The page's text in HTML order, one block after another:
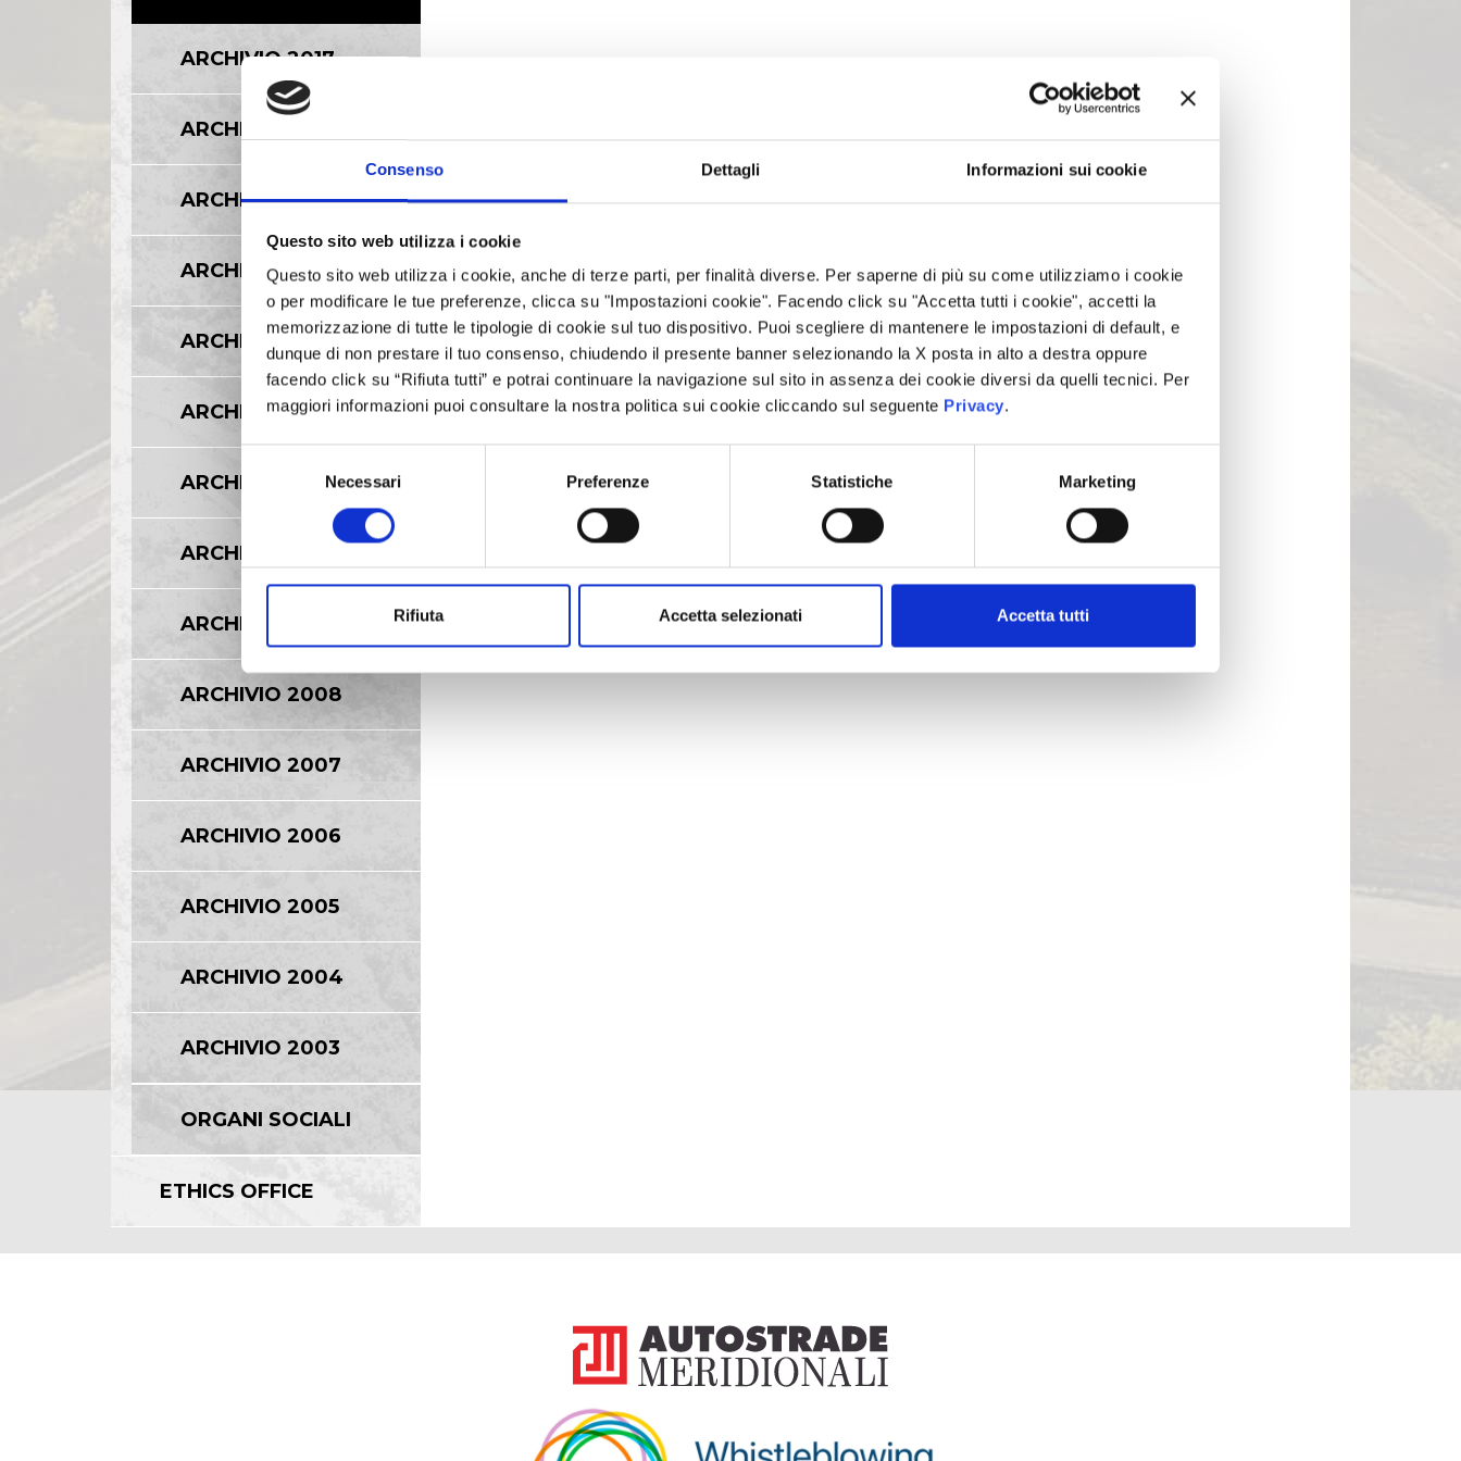
Consenso Dettagli Informazioni sui cookie
Questo sito web utilizza i cookie
Questo sito web utilizza i cookie, anche di terze parti, per finalità diverse. Per saperne di più su come utilizziamo i cookie
o per modificare le tue preferenze, clicca su "Impostazioni cookie". Facendo click su "Accetta tutti i cookie", accetti la
memorizzazione di tutte le tipologie di cookie sul tuo dispositivo. Puoi scegliere di mantenere le impostazioni di default, e
dunque di non prestare il tuo consenso, chiudendo il presente banner selezionando la X posta in alto a destra oppure
facendo click su “Rifiuta tutti” e potrai continuare la navigazione sul sito in assenza dei cookie diversi da quelli tecnici. Per
maggiori informazioni puoi consultare la nostra politica sui cookie cliccando sul seguente Privacy.
Necessari Preferenze Statistiche Marketing
Rifiuta Accetta selezionati Accetta tutti
ARCHIVIO 2017
ARCHIVIO 2016
ARCHIVIO 2015
ARCHIVIO 2014
ARCHIVIO 2013
ARCHIVIO 2012
ARCHIVIO 2011
ARCHIVIO 2010
ARCHIVIO 2009
ARCHIVIO 2008
ARCHIVIO 2007
ARCHIVIO 2006
ARCHIVIO 2005
ARCHIVIO 2004
ARCHIVIO 2003
ORGANI SOCIALI
ETHICS OFFICE